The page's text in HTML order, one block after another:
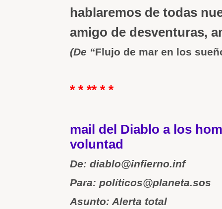
hablaremos de todas
amigo de desventuras,
(De “Flujo de mar en los
* * ** * *
mail del Diablo a los
voluntad
De: diablo@infierno.inf
Para: políticos@planeta.sos
Asunto: Alerta total